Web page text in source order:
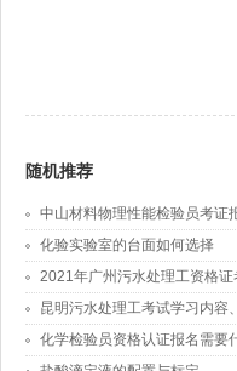
随机推荐
中山材料物理性能检验员考证
化验实验室的台面如何选择
2021年广州污水处理工资格证
昆明污水处理工考试学习内容
化学检验员资格认证报名需要